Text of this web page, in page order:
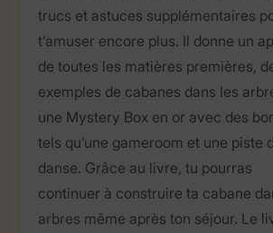
trucs et astuces supplémentaires
t’amuser encore plus. Il donne un
de toutes les matières premières,
exemples de cabanes dans les
une Mystery Box en or avec des
tels qu’une gameroom et une piste
danse. Grâce au livre, tu pourras
continuer à construire ta cabane
arbres même après ton séjour. Le